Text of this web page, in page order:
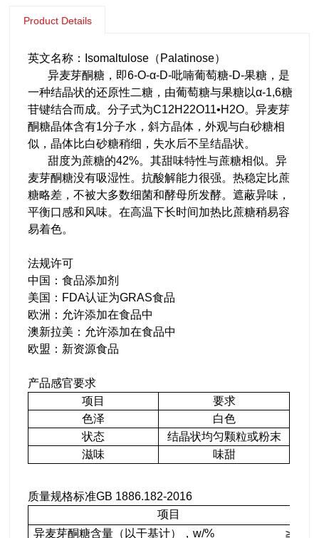
Product Details
英文名称：Isomaltulose（Palatinose）
异麦芽酮糖，即6-O-α-D-吡喃葡萄糖-D-果糖，是
一种结晶状的还原性二糖，由葡萄糖与果糖以α-1,6糖
苷键结合而成。分子式为C12H22O11•H2O。异麦芽
酮糖晶体含有1分子水，斜方晶体，外观与白砂糖相
似，晶体比白砂糖稍细，失水后不呈结晶状。
甜度为蔗糖的42%。其甜味特性与蔗糖相似。异
麦芽酮糖没有吸湿性。抗酸解能力很强。热稳定比蔗
糖略差，不被大多数细菌和酵母所发酵。遮蔽异味，
平衡口感和风味。在高温下长时间加热比蔗糖稍易容
易着色。
法规许可
中国：食品添加剂
美国：FDA认证为GRAS食品
欧洲：允许添加在食品中
澳新拉美：允许添加在食品中
欧盟：新资源食品
产品感官要求
项目
要求
色泽
白色
状态
结晶状均匀颗粒或粉末
滋味
味甜
质量规格标准GB 1886.182-2016
项目
异麦芽酮糖含量（以干基计），w/% ≥